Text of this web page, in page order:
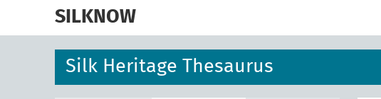
SILKNOW
Silk Heritage Thesaurus
Activities Facet (en)